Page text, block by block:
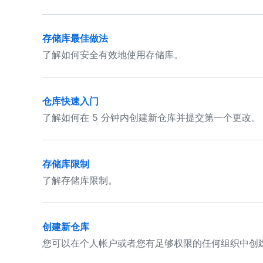
存储库最佳做法
了解如何安全有效地使用存储库。
仓库快速入门
了解如何在 5 分钟内创建新仓库并提交第一个更改。
存储库限制
了解存储库限制。
创建新仓库
您可以在个人帐户或者您有足够权限的任何组织中创